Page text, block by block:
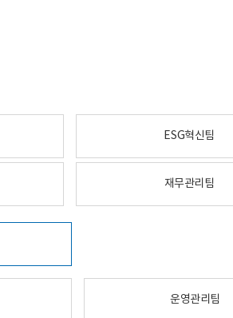
ESG혁신팀
재무관리팀
운영관리팀